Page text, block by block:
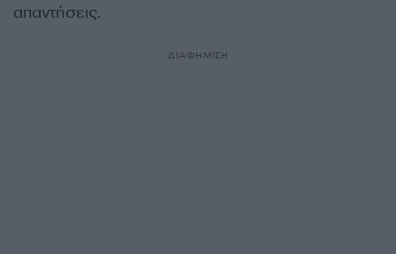
απαντήσεις.
ΔΙΑΦΗΜΙΣΗ